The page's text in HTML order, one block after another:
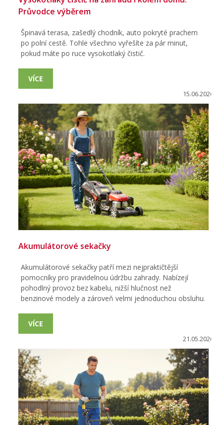
Průvodce výběrem
15.06.2026
Špinavá terasa, zašedlý chodník, auto pokryté prachem
po polní cestě. Tohle všechno vyřešíte za pár minut,
pokud máte po ruce vysokotlaký čistič.
VÍCE
Akumulátorové sekačky
21.05.2026
Akumulátorové sekačky patří mezi nejpraktičtější
pomocníky pro pravidelnou údržbu zahrady. Nabízejí
pohodlný provoz bez kabelu, nižší hlučnost než
benzinové modely a zároveň velmi jednoduchou obsluhu.
VÍCE